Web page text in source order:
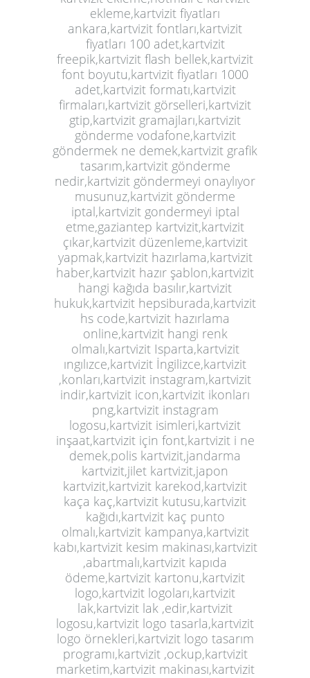
ekleme,kartvizit fiyatları
ankara,kartvizit fontları,kartvizit
fiyatları 100 adet,kartvizit
freepik,kartvizit flash bellek,kartvizit
font boyutu,kartvizit fiyatları 1000
adet,kartvizit formatı,kartvizit
firmaları,kartvizit görselleri,kartvizit
gtip,kartvizit gramajları,kartvizit
gönderme vodafone,kartvizit
göndermek ne demek,kartvizit grafik
tasarım,kartvizit gönderme
nedir,kartvizit göndermeyi onaylıyor
musunuz,kartvizit gönderme
iptal,kartvizit gondermeyi iptal
etme,gaziantep kartvizit,kartvizit
çıkar,kartvizit düzenleme,kartvizit
yapmak,kartvizit hazırlama,kartvizit
haber,kartvizit hazır şablon,kartvizit
hangi kağıda basılır,kartvizit
hukuk,kartvizit hepsiburada,kartvizit
hs code,kartvizit hazırlama
online,kartvizit hangi renk
olmalı,kartvizit Isparta,kartvizit
ıngılızce,kartvizit İngilizce,kartvizit
,konları,kartvizit instagram,kartvizit
indir,kartvizit icon,kartvizit ikonları
png,kartvizit instagram
logosu,kartvizit isimleri,kartvizit
inşaat,kartvizit için font,kartvizit i ne
demek,polis kartvizit,jandarma
kartvizit,jilet kartvizit,japon
kartvizit,kartvizit karekod,kartvizit
kaça kaç,kartvizit kutusu,kartvizit
kağıdı,kartvizit kaç punto
olmalı,kartvizit kampanya,kartvizit
kabı,kartvizit kesim makinası,kartvizit
,abartmalı,kartvizit kapıda
ödeme,kartvizit kartonu,kartvizit
logo,kartvizit logoları,kartvizit
lak,kartvizit lak ,edir,kartvizit
logosu,kartvizit logo tasarla,kartvizit
logo örnekleri,kartvizit logo tasarım
programı,kartvizit ,ockup,kartvizit
marketim,kartvizit makinası,kartvizit